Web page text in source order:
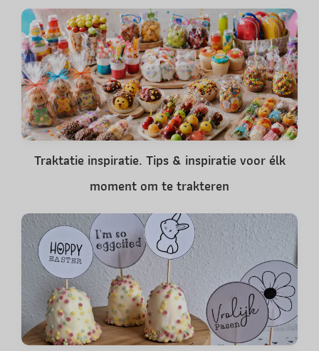
Traktatie inspiratie. Tips & inspiratie voor élk
moment om te trakteren